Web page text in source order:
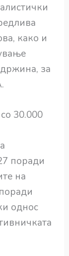
како и
за
30.000
поради
на
однос